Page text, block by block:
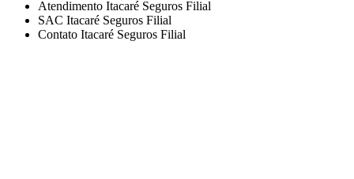
Atendimento Itacaré Seguros Filial
SAC Itacaré Seguros Filial
Contato Itacaré Seguros Filial